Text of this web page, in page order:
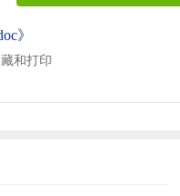
》
和打印